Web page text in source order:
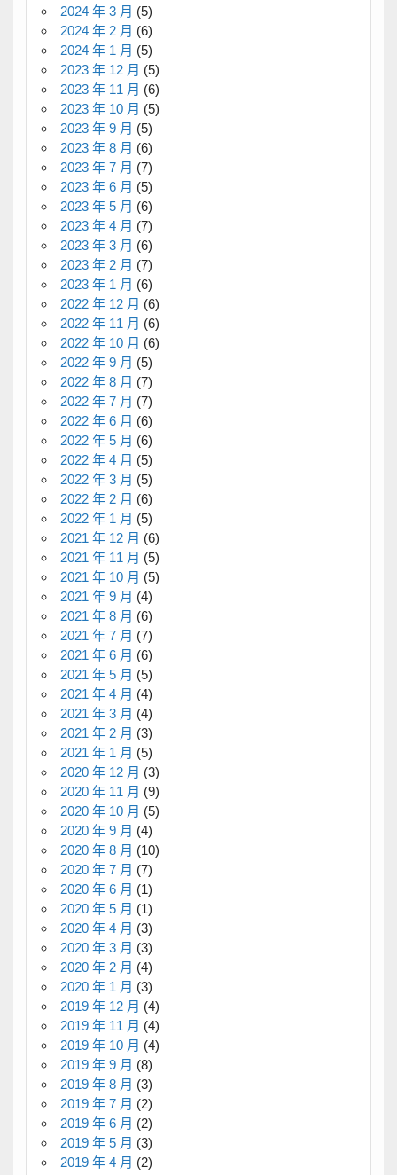
2024 年 3 月 (5)
2024 年 2 月 (6)
2024 年 1 月 (5)
2023 年 12 月 (5)
2023 年 11 月 (6)
2023 年 10 月 (5)
2023 年 9 月 (5)
2023 年 8 月 (6)
2023 年 7 月 (7)
2023 年 6 月 (5)
2023 年 5 月 (6)
2023 年 4 月 (7)
2023 年 3 月 (6)
2023 年 2 月 (7)
2023 年 1 月 (6)
2022 年 12 月 (6)
2022 年 11 月 (6)
2022 年 10 月 (6)
2022 年 9 月 (5)
2022 年 8 月 (7)
2022 年 7 月 (7)
2022 年 6 月 (6)
2022 年 5 月 (6)
2022 年 4 月 (5)
2022 年 3 月 (5)
2022 年 2 月 (6)
2022 年 1 月 (5)
2021 年 12 月 (6)
2021 年 11 月 (5)
2021 年 10 月 (5)
2021 年 9 月 (4)
2021 年 8 月 (6)
2021 年 7 月 (7)
2021 年 6 月 (6)
2021 年 5 月 (5)
2021 年 4 月 (4)
2021 年 3 月 (4)
2021 年 2 月 (3)
2021 年 1 月 (5)
2020 年 12 月 (3)
2020 年 11 月 (9)
2020 年 10 月 (5)
2020 年 9 月 (4)
2020 年 8 月 (10)
2020 年 7 月 (7)
2020 年 6 月 (1)
2020 年 5 月 (1)
2020 年 4 月 (3)
2020 年 3 月 (3)
2020 年 2 月 (4)
2020 年 1 月 (3)
2019 年 12 月 (4)
2019 年 11 月 (4)
2019 年 10 月 (4)
2019 年 9 月 (8)
2019 年 8 月 (3)
2019 年 7 月 (2)
2019 年 6 月 (2)
2019 年 5 月 (3)
2019 年 4 月 (2)